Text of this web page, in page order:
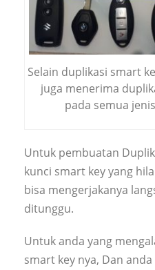
Selain duplikasi smart
juga menerima
pada semua
Untuk pembuatan
kunci smart key yang
bisa mengerjakanya
ditunggu.
Untuk anda yang
smart key nya, Dan